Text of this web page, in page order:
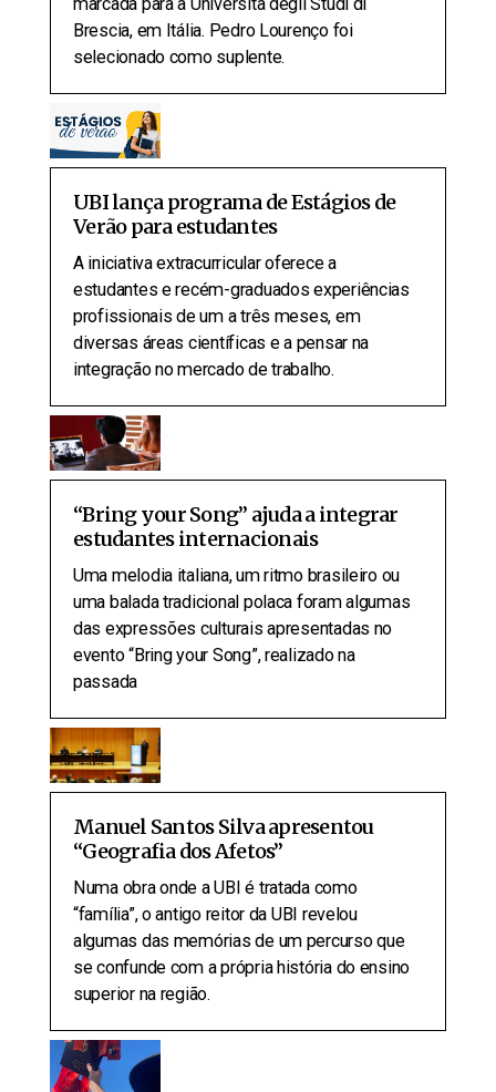
Brescia, em Itália. Pedro Lourenço foi
selecionado como suplente.
UBI lança programa de Estágios de
Verão para estudantes
A iniciativa extracurricular oferece a
estudantes e recém-graduados experiências
profissionais de um a três meses, em
diversas áreas científicas e a pensar na
integração no mercado de trabalho.
“Bring your Song” ajuda a integrar
estudantes internacionais
Uma melodia italiana, um ritmo brasileiro ou
uma balada tradicional polaca foram algumas
das expressões culturais apresentadas no
evento “Bring your Song”, realizado na
passada
Manuel Santos Silva apresentou
“Geografia dos Afetos”
Numa obra onde a UBI é tratada como
“família”, o antigo reitor da UBI revelou
algumas das memórias de um percurso que
se confunde com a própria história do ensino
superior na região.